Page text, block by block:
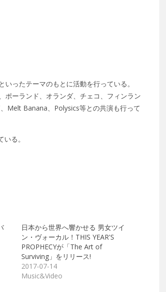
ったテーマのもとに活動を行っている。
ポーランド、オランダ、チェコ、フィンラン
Melt Banana、Polysics等との共演も行って
る。
日本から世界へ響かせる 男女ツイ
ン・ヴォーカル！THIS YEAR'S
PROPHECYが「The Art of
Surviving」をリリース!
2017-07-14
Music&Video